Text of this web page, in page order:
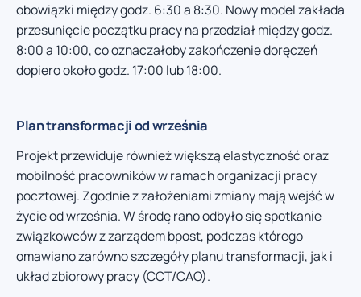
obowiązki między godz. 6:30 a 8:30. Nowy model zakłada
przesunięcie początku pracy na przedział między godz.
8:00 a 10:00, co oznaczałoby zakończenie doręczeń
dopiero około godz. 17:00 lub 18:00.
Plan transformacji od września
Projekt przewiduje również większą elastyczność oraz
mobilność pracowników w ramach organizacji pracy
pocztowej. Zgodnie z założeniami zmiany mają wejść w
życie od września. W środę rano odbyło się spotkanie
związkowców z zarządem bpost, podczas którego
omawiano zarówno szczegóły planu transformacji, jak i
układ zbiorowy pracy (CCT/CAO).